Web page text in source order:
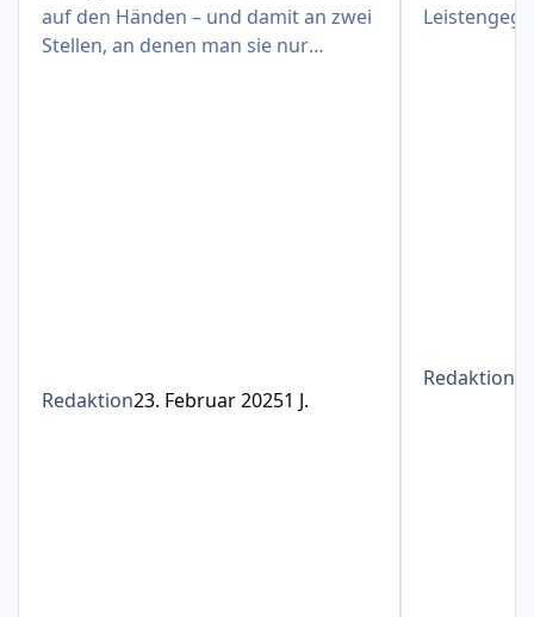
auf den Händen – und damit an zwei
Stellen, an denen man sie nur
Redaktion23. Februar 20251 J.
Redaktion